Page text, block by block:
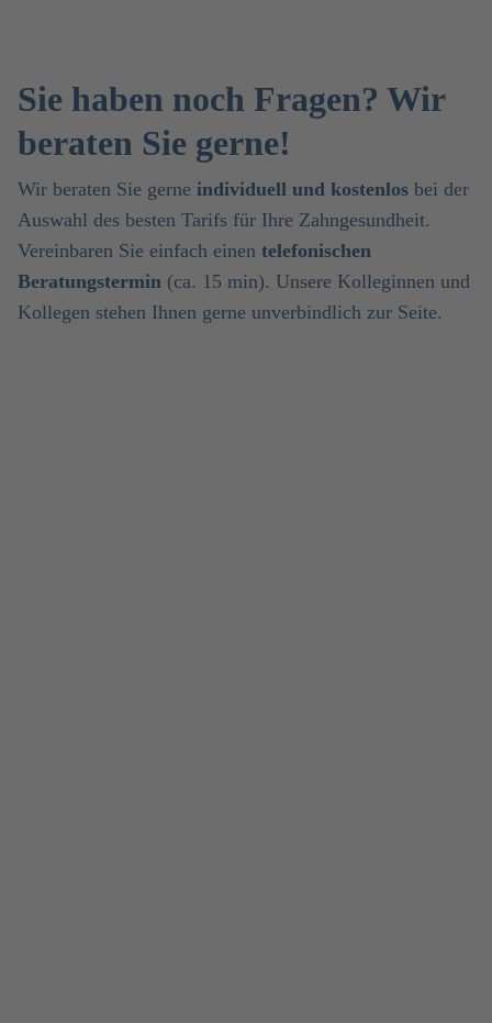
Sie haben noch Fragen? Wir
beraten Sie gerne!
Wir beraten Sie gerne individuell und kostenlos bei der
Auswahl des besten Tarifs für Ihre Zahngesundheit.
Vereinbaren Sie einfach einen telefonischen
Beratungstermin (ca. 15 min). Unsere Kolleginnen und
Kollegen stehen Ihnen gerne unverbindlich zur Seite.